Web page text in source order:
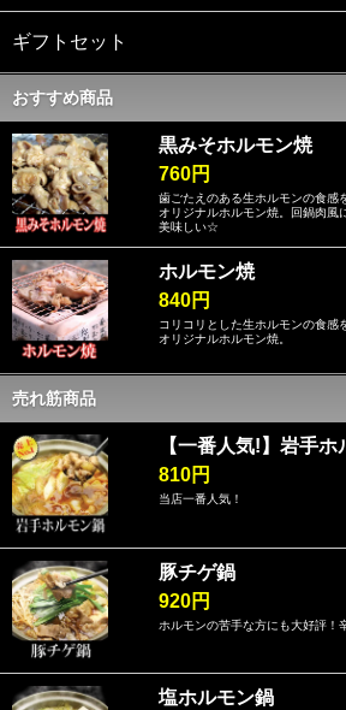
ギフトセット
おすすめ商品
黒みそホルモン焼
760円
歯ごたえのある生ホルモンの食感
オリジナルホルモン焼。回鍋肉風
美味しい☆
ホルモン焼
840円
コリコリとした生ホルモンの食感
オリジナルホルモン焼。
売れ筋商品
【一番人気!】岩手ホ
810円
当店一番人気！
豚チゲ鍋
920円
ホルモンの苦手な方にも大好評！
塩ホルモン鍋